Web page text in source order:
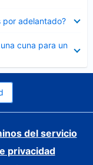
por adelantado?
cuna para un
del servicio
privacidad